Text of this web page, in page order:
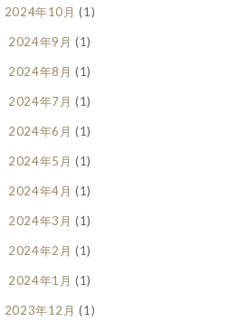
2024年10月 (1)
2024年9月 (1)
2024年8月 (1)
2024年7月 (1)
2024年6月 (1)
2024年5月 (1)
2024年4月 (1)
2024年3月 (1)
2024年2月 (1)
2024年1月 (1)
2023年12月 (1)